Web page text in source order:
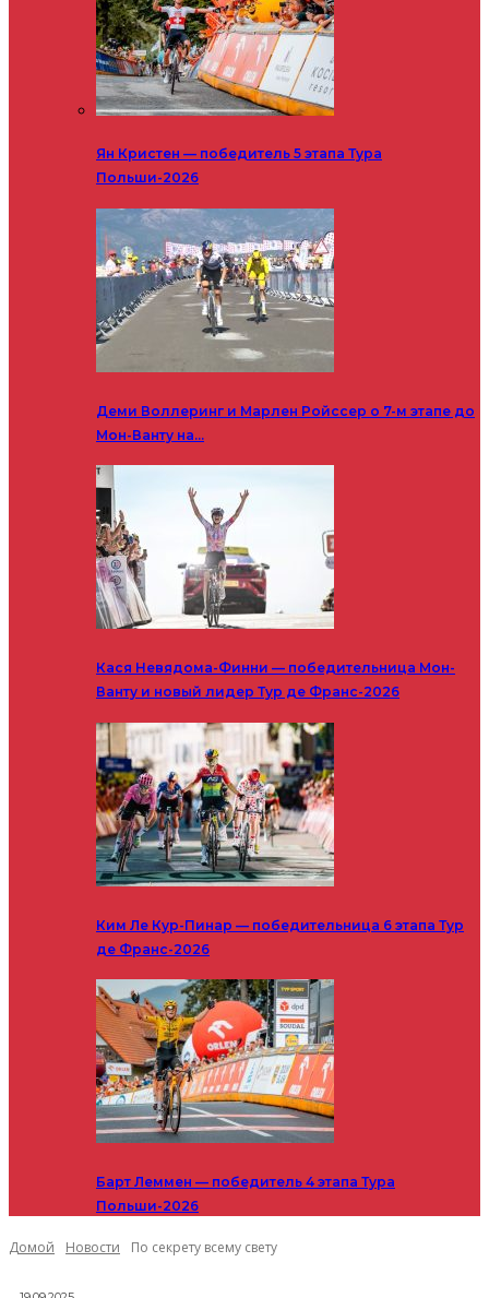
Ян Кристен — победитель 5 этапа Тура
Польши-2026
Деми Воллеринг и Марлен Ройссер о 7-м этапе до
Мон-Ванту на…
Кася Невядома-Финни — победительница Мон-
Ванту и новый лидер Тур де Франс-2026
Ким Ле Кур-Пинар — победительница 6 этапа Тур
де Франс-2026
Барт Леммен — победитель 4 этапа Тура
Польши-2026
Домой Новости По секрету всему свету